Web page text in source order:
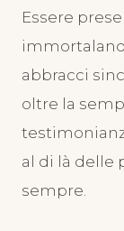
Essere
abbracci
oltre la
al di là delle
sempre.